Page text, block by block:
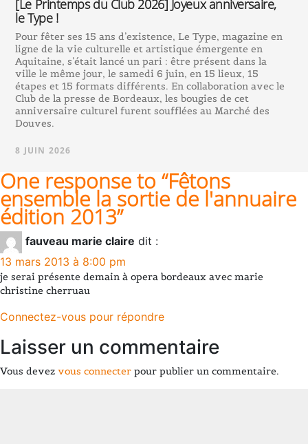
[Le Printemps du Club 2026] Joyeux anniversaire,
le Type !
Pour fêter ses 15 ans d’existence, Le Type, magazine en
ligne de la vie culturelle et artistique émergente en
Aquitaine, s’était lancé un pari : être présent dans la
ville le même jour, le samedi 6 juin, en 15 lieux, 15
étapes et 15 formats différents. En collaboration avec le
Club de la presse de Bordeaux, les bougies de cet
anniversaire culturel furent soufflées au Marché des
Douves.
8 JUIN 2026
One response to “Fêtons
ensemble la sortie de l'annuaire
édition 2013”
fauveau marie claire dit :
13 mars 2013 à 8:00 pm
je serai présente demain à opera bordeaux avec marie
christine cherruau
Connectez-vous pour répondre
Laisser un commentaire
Vous devez vous connecter pour publier un commentaire.